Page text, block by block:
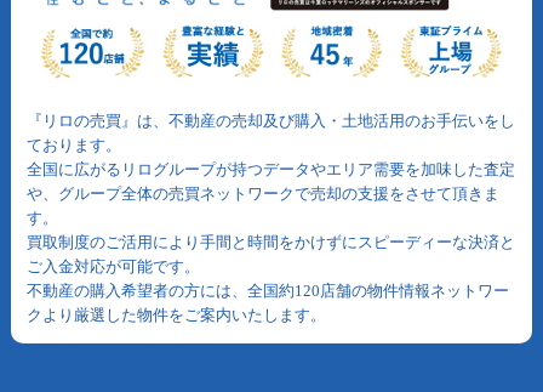
『リロの売買』は、不動産の売却及び購入・土地活用のお手伝いをし
ております。
全国に広がるリログループが持つデータやエリア需要を加味した査定
や、グループ全体の売買ネットワークで売却の支援をさせて頂きま
す。
買取制度のご活用により手間と時間をかけずにスピーディーな決済と
ご入金対応が可能です。
不動産の購入希望者の方には、全国約120店舗の物件情報ネットワー
クより厳選した物件をご案内いたします。